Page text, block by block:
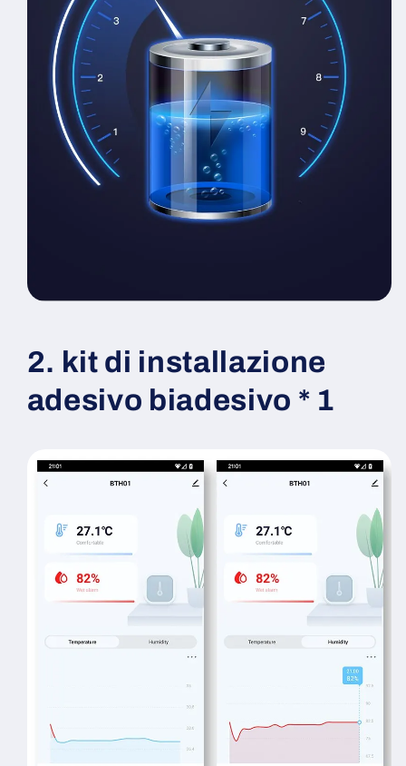
2. kit di installazione
adesivo biadesivo * 1